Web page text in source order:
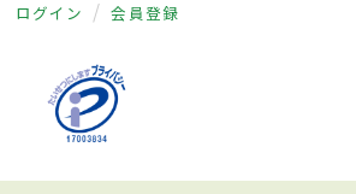
ログイン 会員登録